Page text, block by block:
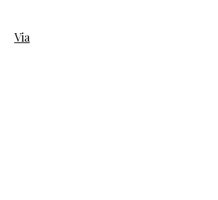
Via